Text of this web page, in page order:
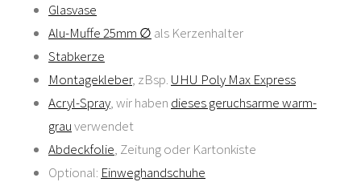
Glasvase
Alu-Muffe 25mm ∅ als Kerzenhalter
Stabkerze
Montagekleber, zBsp. UHU Poly Max Express
Acryl-Spray, wir haben dieses geruchsarme warm-
grauverwendet
Abdeckfolie, Zeitung oder Kartonkiste
Optional: Einweghandschuhe